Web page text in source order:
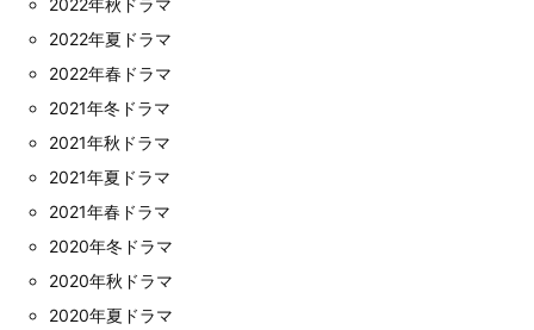
2022年夏ドラマ
2022年春ドラマ
2021年冬ドラマ
2021年秋ドラマ
2021年夏ドラマ
2021年春ドラマ
2020年冬ドラマ
2020年秋ドラマ
2020年夏ドラマ